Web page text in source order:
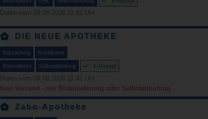
Daten vom 09.08.2026 11:42 Uhr
DIE NEUE APOTHEKE
Barzahlung Kreditkarte
Botendienst Selbstabholung E-Rezept
Daten vom 09.08.2026 11:42 Uhr
kein Versand - nur Botenlieferung oder Selbstabholung
Zabo-Apotheke